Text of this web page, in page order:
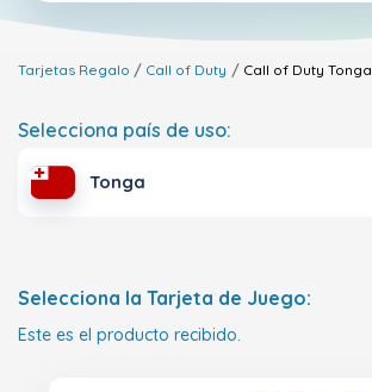
Tarjetas Regalo Call of Duty Call of Duty Tonga
Selecciona país de uso:
Tonga
Selecciona la Tarjeta de Juego:
Este es el producto recibido.